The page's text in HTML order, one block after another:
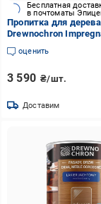
Бесплатная
в почтоматы
Пропитка для дерева
Drewnochron
Натуральная сосна
(2790691594)
оценить
3 590 ₴/шт.
Доставим